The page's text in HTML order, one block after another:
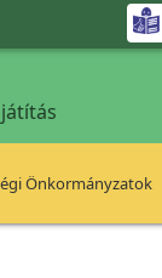
Önkormányzatok